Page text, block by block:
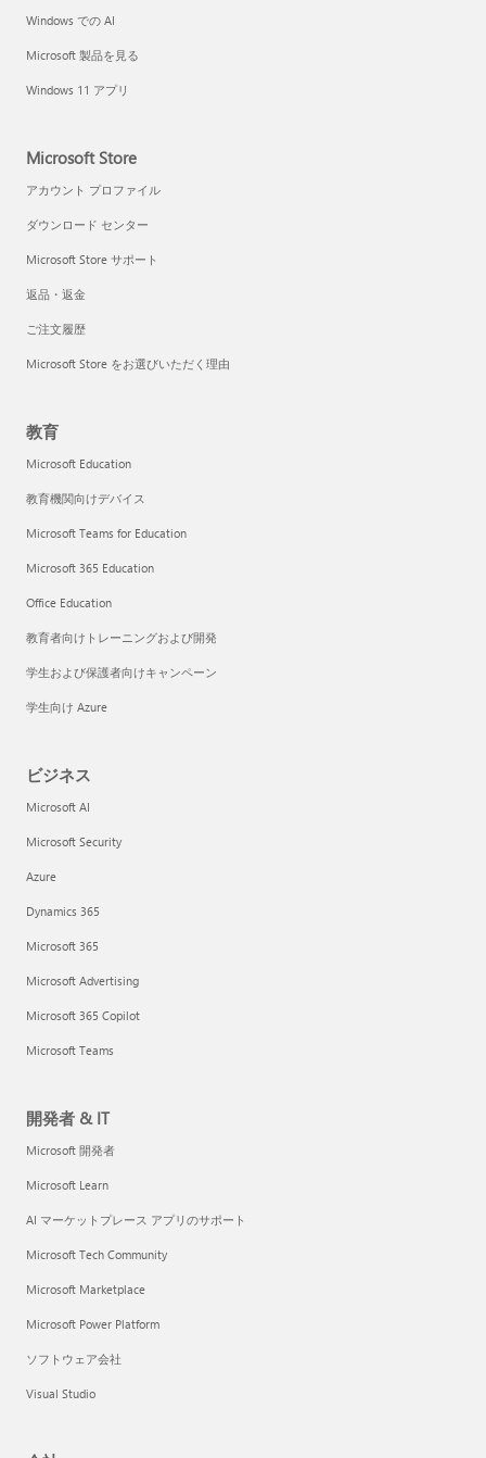
Windows での AI
Microsoft 製品を見る
Windows 11 アプリ
Microsoft Store
アカウント プロファイル
ダウンロード センター
Microsoft Store サポート
返品・返金
ご注文履歴
Microsoft Store をお選びいただく理由
教育
Microsoft Education
教育機関向けデバイス
Microsoft Teams for Education
Microsoft 365 Education
Office Education
教育者向けトレーニングおよび開発
学生および保護者向けキャンペーン
学生向け Azure
ビジネス
Microsoft AI
Microsoft Security
Azure
Dynamics 365
Microsoft 365
Microsoft Advertising
Microsoft 365 Copilot
Microsoft Teams
開発者 & IT
Microsoft 開発者
Microsoft Learn
AI マーケットプレース アプリのサポート
Microsoft Tech Community
Microsoft Marketplace
Microsoft Power Platform
ソフトウェア会社
Visual Studio